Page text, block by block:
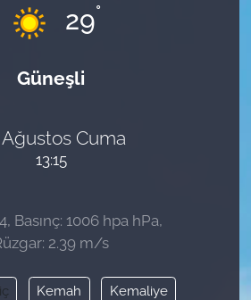
29°
Güneşli
Cuma
13:15
Basınç: 1006 hpa hPa,
2.39 m/s
Kemah Kemaliye